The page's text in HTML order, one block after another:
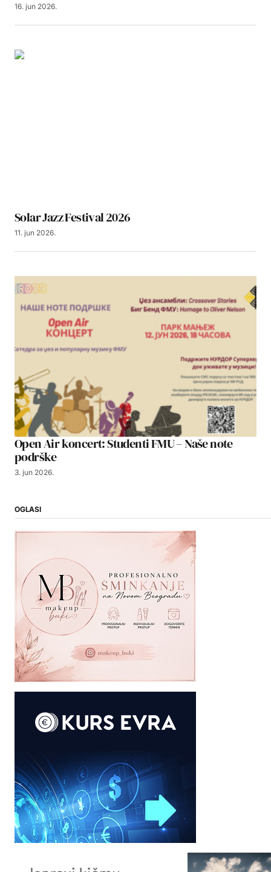
16. jun 2026.
Solar Jazz Festival 2026
11. jun 2026.
Open Air koncert: Studenti FMU – Naše note
podrške
3. jun 2026.
OGLASI